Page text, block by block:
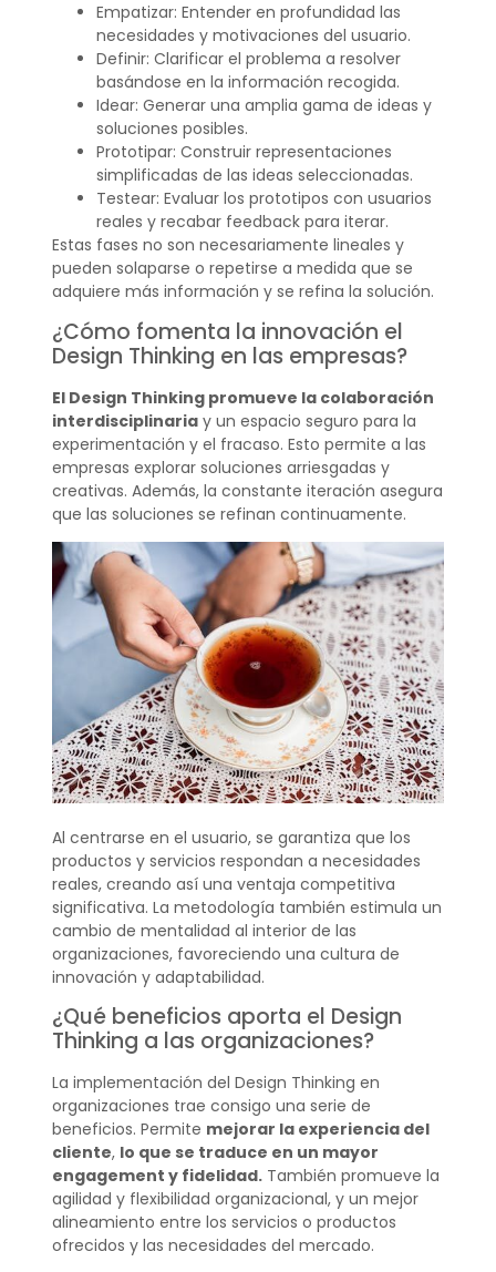
Empatizar: Entender en profundidad las
necesidades y motivaciones del usuario.
Definir: Clarificar el problema a resolver
basándose en la información recogida.
Idear: Generar una amplia gama de ideas y
soluciones posibles.
Prototipar: Construir representaciones
simplificadas de las ideas seleccionadas.
Testear: Evaluar los prototipos con usuarios
reales y recabar feedback para iterar.
Estas fases no son necesariamente lineales y
pueden solaparse o repetirse a medida que se
adquiere más información y se refina la solución.
¿Cómo fomenta la innovación el
Design Thinking en las empresas?
El Design Thinking promueve la colaboración
interdisciplinariay un espacio seguro para la
experimentación y el fracaso. Esto permite a las
empresas explorar soluciones arriesgadas y
creativas. Además, la constante iteración asegura
que las soluciones se refinan continuamente.
Al centrarse en el usuario, se garantiza que los
productos y servicios respondan a necesidades
reales, creando así una ventaja competitiva
significativa. La metodología también estimula un
cambio de mentalidad al interior de las
organizaciones, favoreciendo una cultura de
innovación y adaptabilidad.
¿Qué beneficios aporta el Design
Thinking a las organizaciones?
La implementación del Design Thinking en
organizaciones trae consigo una serie de
beneficios. Permite mejorar la experiencia del
cliente, lo que se traduce en un mayor
engagement y fidelidad.También promueve la
agilidad y flexibilidad organizacional, y un mejor
alineamiento entre los servicios o productos
ofrecidos y las necesidades del mercado.